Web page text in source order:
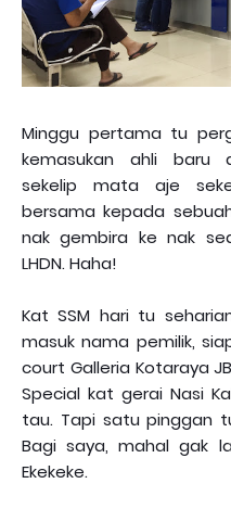
Minggu pertama tu
kemasukan ahli baru
sekelip mata aje
bersama kepada
nak gembira ke nak
LHDN. Haha!
Kat SSM hari tu
masuk nama pemilik,
court Galleria Kotaraya
Special kat gerai Nasi
tau. Tapi satu pinggan
Bagi saya, mahal gak
Ekekeke.